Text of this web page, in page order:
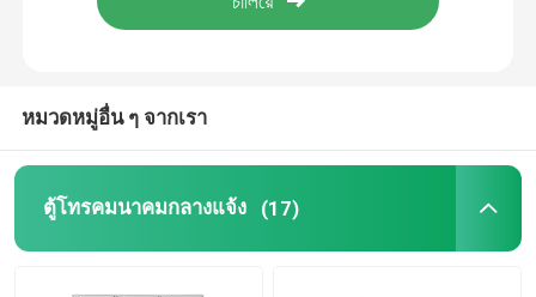
ตู้แบตเตอรี่โทรคมนาคม
ตู้ ชั้น เซิร์ฟเวอร์ ของเครือข่าย
ระบบเทเลคอมไฮบริด
หมวดหมู่อื่น ๆ จากเรา
ตู้โทรคมนาคมกลางแจ้ง (17)